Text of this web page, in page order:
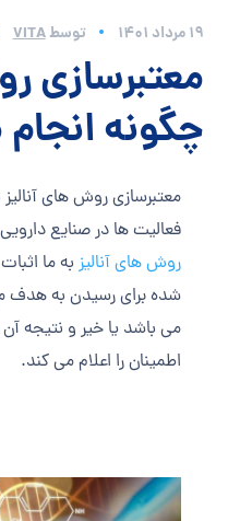
19 مرداد 1401 توسطVITA
معتبرسازی
چگونه
معتبرسازی روش های
فعالیت ها در صنایع
روش های آنالیزبه ما
شده برای رسیدن به هدف
می باشد یا خیر و نتیجه آن
اطمینان را اعلام می کند.